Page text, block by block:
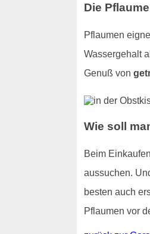
Die
Pflaumen
Wassergehalt
Genuß von
Wie soll
Beim
aussuchen.
besten auch
Pflaumen vor